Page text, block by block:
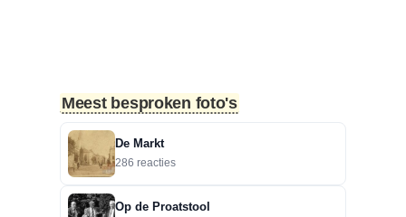
Treurbeuk op de Halve Maan
Maan. Echt een prachtige
boom....”
Meest besproken foto's
De Markt
286 reacties
Op de Proatstool